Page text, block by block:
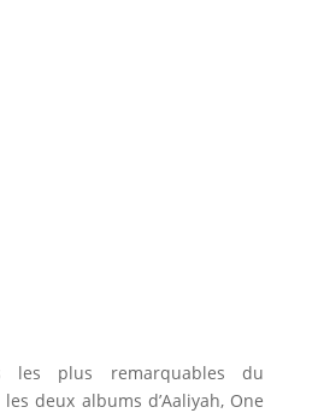
les plus remarquables du
deux albums d’Aaliyah, One